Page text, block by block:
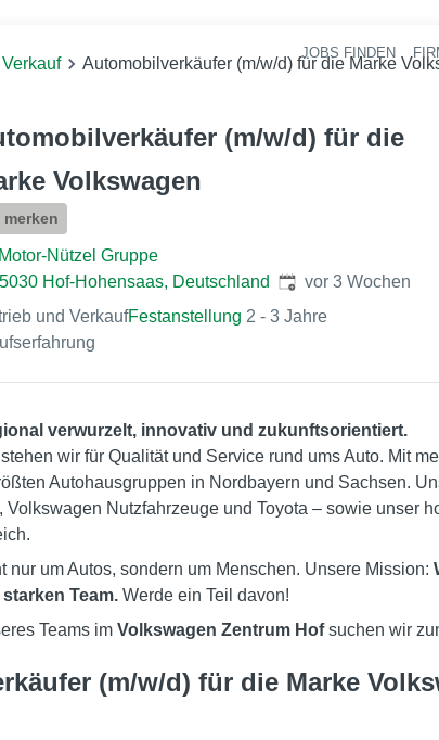
JOBS FINDEN
Automobilverkäufer (m/w/d) für die Marke
(m/w/d) für die
Volkswagen
merken
Motor-Nützel Gruppe
Hof-Hohensaas, Deutschland Veröffentlicht:
vor 3 Wochen
und VerkaufFestanstellung 2 - 3 Jahre
verwurzelt, innovativ und zukunftsorientiert.
wir für Qualität und Service rund ums Auto. Mit
Autohausgruppen in Nordbayern und Sachsen.
Volkswagen Nutzfahrzeuge und Toyota – sowie unser
nur um Autos, sondern um Menschen. Unsere Mission:
Team. Werde ein Teil davon!
Teams im Volkswagen Zentrum Hofsuchen wir
(m/w/d) für die Marke